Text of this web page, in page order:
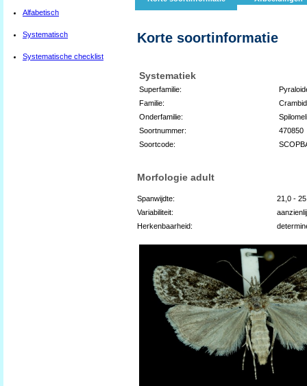
Alfabetisch
Systematisch
Systematische checklist
Korte soortinformatie
Systematiek
Superfamilie:
Familie:
Onderfamilie:
Soortnummer:
470850
Soortcode:
Morfologie adult
Spanwijdte:
21,0 -
Variabiliteit:
Herkenbaarheid: